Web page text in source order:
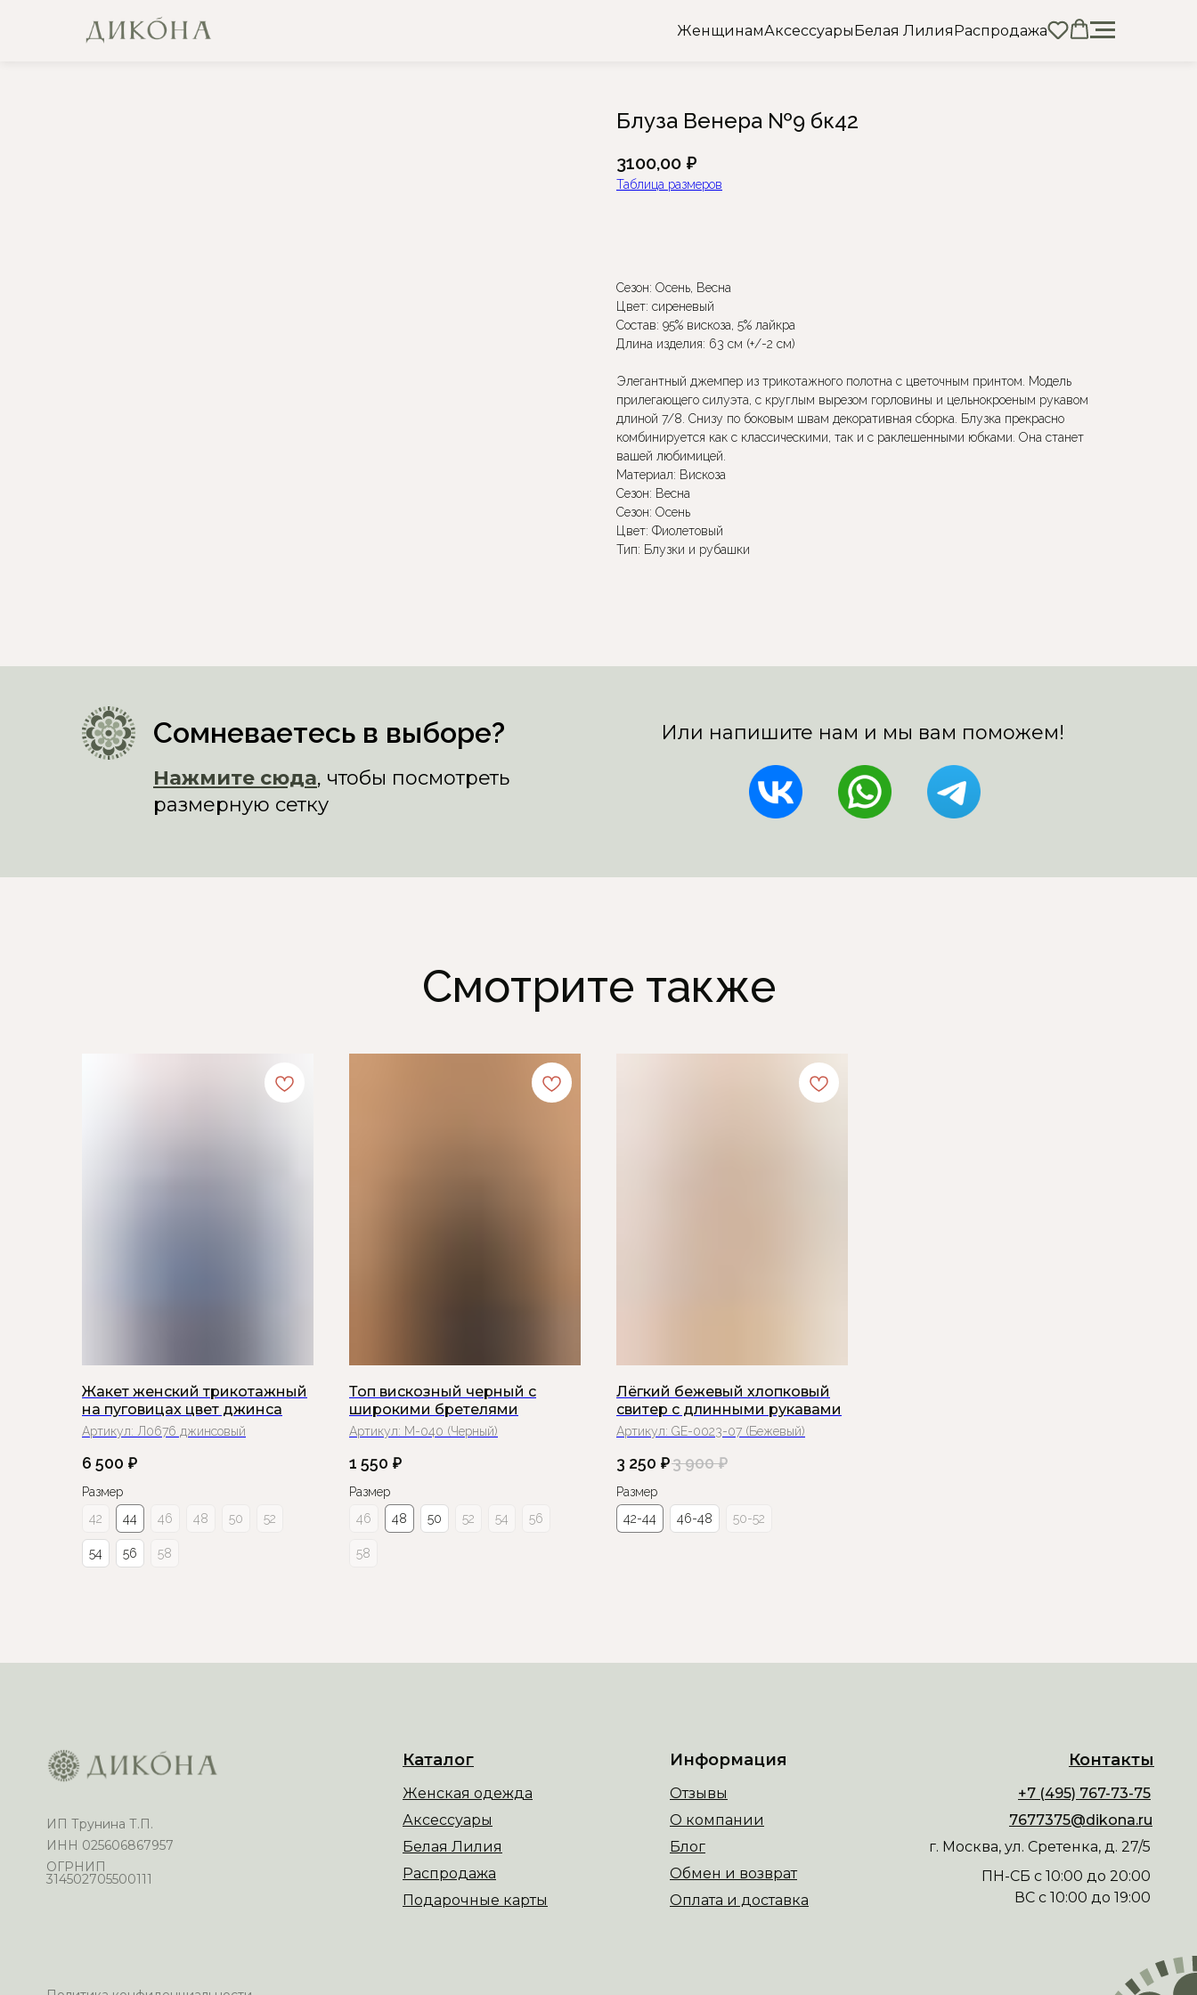
ЖенщинамАксессуарыБелая ЛилияРаспродажа
Блуза Венера №9 бк42
3100,00 ₽
Таблица размеров
Сезон: Осень, Весна
Цвет: сиреневый
Состав: 95% вискоза, 5% лайкра
Длина изделия: 63 см (+/-2 см)
Элегантный джемпер из трикотажного полотна с цветочным принтом. Модель
прилегающего силуэта, с круглым вырезом горловины и цельнокроеным рукавом
длиной 7/8. Снизу по боковым швам декоративная сборка. Блузка прекрасно
комбинируется как с классическими, так и с раклешенными юбками. Она станет
вашей любимицей.
Материал: Вискоза
Сезон: Весна
Сезон: Осень
Цвет: Фиолетовый
Тип: Блузки и рубашки
Сомневаетесь в выборе?
Нажмите сюда, чтобы посмотреть
размерную сетку
Или напишите нам и мы вам поможем!
Смотрите также
Жакет женский трикотажный
на пуговицах цвет джинса
Артикул: Л0676 джинсовый
6 500 ₽
Размер
42
44 46 48 50 52
54 56 58
Топ вискозный черный с
широкими бретелями
Артикул: М-040 (Черный)
1 550 ₽
Размер
46
48 50 52 54 56
58
Лёгкий бежевый хлопковый
свитер с длинными рукавами
Артикул: GE-0023-07 (Бежевый)
3 250 ₽3 900 ₽
Размер
42-44
46-48 50-52
ИП Трунина Т.П.
ИНН 025606867957
ОГРНИП
314502705500111
Каталог Информация Контакты
Женская одежда Отзывы +7 (495) 767-73-75
Блог г. Москва, ул. Сретенка, д. 27/5
О компании 7677375@dikona.ru
Аксессуары
Обмен и возврат
ПН-СБ с 10:00 до 20:00
ВС с 10:00 до 19:00
Белая Лилия
Оплата и доставка
Распродажа
Подарочные карты